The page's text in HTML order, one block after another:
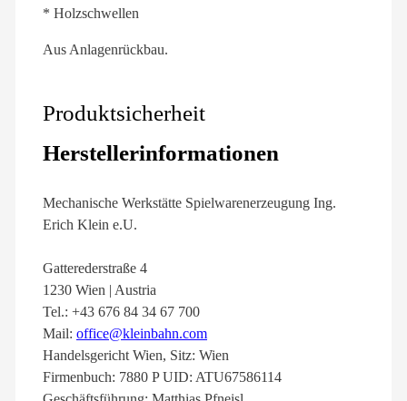
* Holzschwellen
Aus Anlagenrückbau.
Produktsicherheit
Herstellerinformationen
Mechanische Werkstätte Spielwarenerzeugung Ing.
Erich Klein e.U.
Gatterederstraße 4
1230 Wien | Austria
Tel.: +43 676 84 34 67 700
Mail: office@kleinbahn.com
Handelsgericht Wien, Sitz: Wien
Firmenbuch: 7880 P UID: ATU67586114